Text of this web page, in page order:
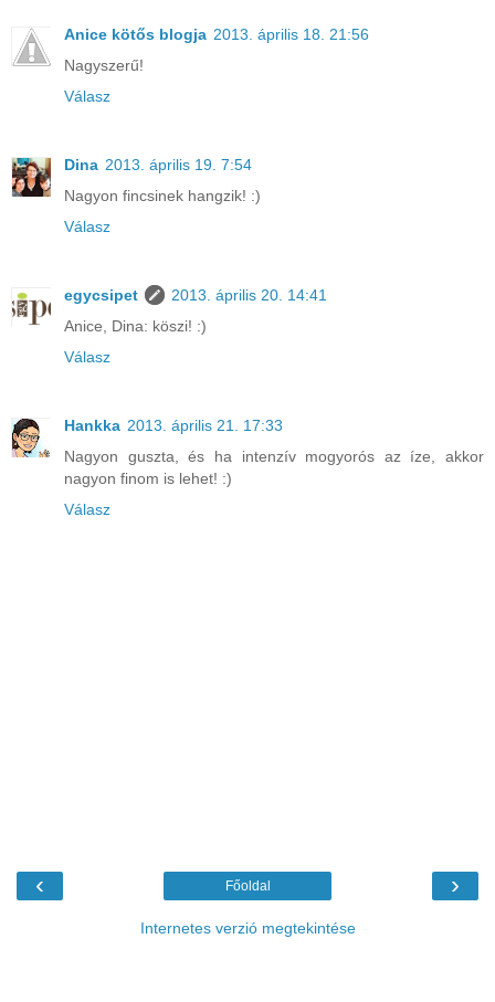
Anice kötős blogja 2013. április 18. 21:56
Nagyszerű!
Válasz
Dina 2013. április 19. 7:54
Nagyon fincsinek hangzik! :)
Válasz
egycsipet
2013. április 20. 14:41
Anice, Dina: köszi! :)
Válasz
Hankka 2013. április 21. 17:33
Nagyon guszta, és ha intenzív mogyorós az íze, akkor
nagyon finom is lehet! :)
Válasz
‹ ›
Főoldal
Internetes verzió megtekintése